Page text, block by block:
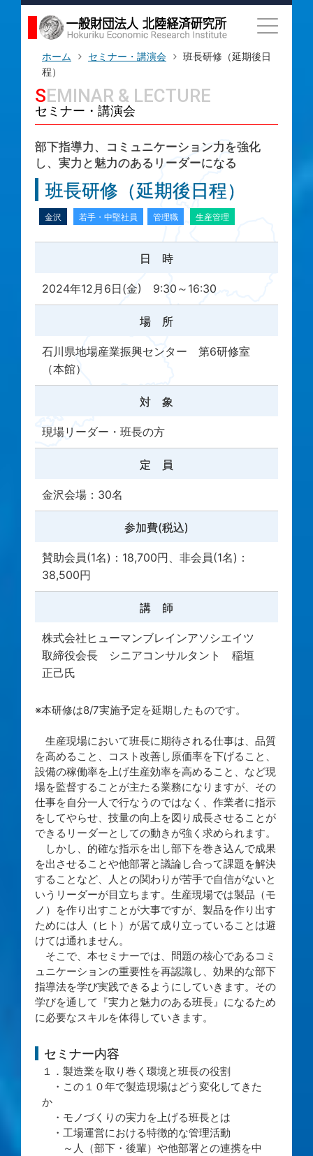
ホーム セミナー・講演会
班長研修（延期後日
程）
SEMINAR & LECTURE
セミナー・講演会
部下指導力、コミュニケーション力を強化
し、実力と魅力のあるリーダーになる
班長研修（延期後日程）
金沢 若手・中堅社員 管理職 生産管理
日 時
2024年12月6日(金) 9:30～16:30
場 所
石川県地場産業振興センター 第6研修室
（本館）
対 象
現場リーダー・班長の方
定 員
金沢会場：30名
参加費(税込)
賛助会員(1名)：18,700円、非会員(1名)：
38,500円
講 師
株式会社ヒューマンブレインアソシエイツ
取締役会長 シニアコンサルタント 稲垣
正己氏
※本研修は8/7実施予定を延期したものです。
生産現場において班長に期待される仕事は、品質
を高めること、コスト改善し原価率を下げること、
設備の稼働率を上げ生産効率を高めること、など現
場を監督することが主たる業務になりますが、その
仕事を自分一人で行なうのではなく、作業者に指示
をしてやらせ、技量の向上を図り成長させることが
できるリーダーとしての動きが強く求められます。
しかし、的確な指示を出し部下を巻き込んで成果
を出させることや他部署と議論し合って課題を解決
することなど、人との関わりが苦手で自信がないと
いうリーダーが目立ちます。生産現場では製品（モ
ノ）を作り出すことが大事ですが、製品を作り出す
ためには人（ヒト）が居て成り立っていることは避
けては通れません。
そこで、本セミナーでは、問題の核心であるコミ
ュニケーションの重要性を再認識し、効果的な部下
指導法を学び実践できるようにしていきます。その
学びを通して『実力と魅力のある班長』になるため
に必要なスキルを体得していきます。
セミナー内容
１．製造業を取り巻く環境と班長の役割
・この１０年で製造現場はどう変化してきた
か
・モノづくりの実力を上げる班長とは
・工場運営における特徴的な管理活動
～人（部下・後輩）や他部署との連携を中